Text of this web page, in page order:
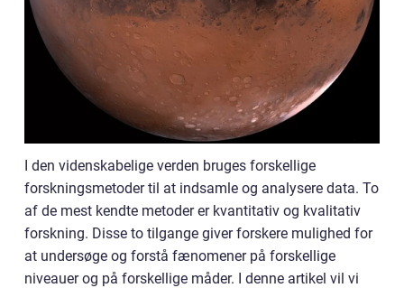
I den videnskabelige verden bruges forskellige
forskningsmetoder til at indsamle og analysere data. To
af de mest kendte metoder er kvantitativ og kvalitativ
forskning. Disse to tilgange giver forskere mulighed for
at undersøge og forstå fænomener på forskellige
niveauer og på forskellige måder. I denne artikel vil vi